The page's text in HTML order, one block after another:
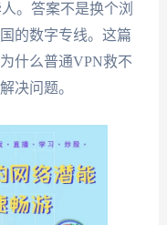
。答案不是换个浏
的数字专线。这篇
什么普通VPN救不
决问题。